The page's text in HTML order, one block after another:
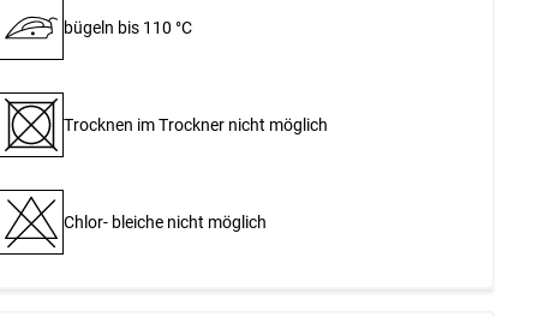
bügeln bis 110 °C
Trocknen im Trockner nicht möglich
Chlor- bleiche nicht möglich